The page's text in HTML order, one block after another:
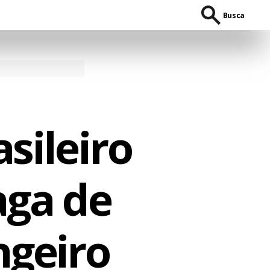
Busca
de